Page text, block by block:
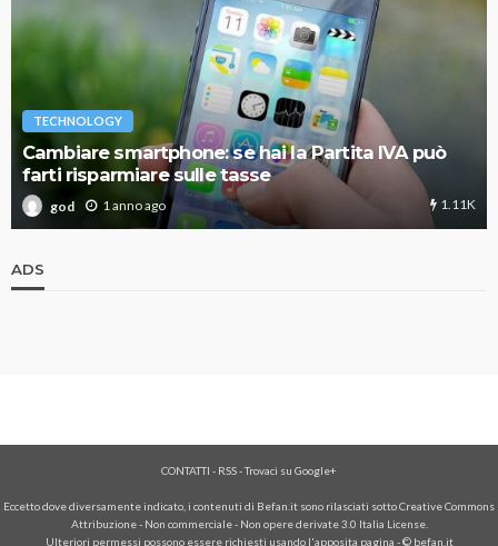
TECHNOLOGY
Cambiare smartphone: se hai la Partita IVA può
farti risparmiare sulle tasse
god 1 anno ago 1.11K
ADS
CONTATTI - RSS-Trovaci su Google+
Eccetto dove diversamente indicato, i contenuti di Befan.it sono rilasciati sotto Creative Commons
Attribuzione - Non commerciale - Non opere derivate 3.0 Italia License.
Ulteriori permessi possono essere richiesti usando l'apposita pagina - © befan.it